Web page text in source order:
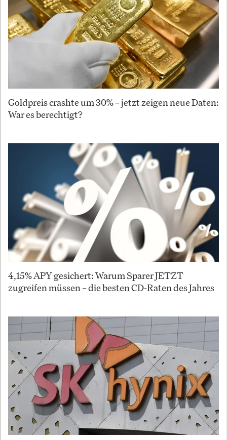
Goldpreis crashte um 30% – jetzt zeigen neue Daten:
War es berechtigt?
4,15% APY gesichert: Warum Sparer JETZT
zugreifen müssen – die besten CD-Raten des Jahres